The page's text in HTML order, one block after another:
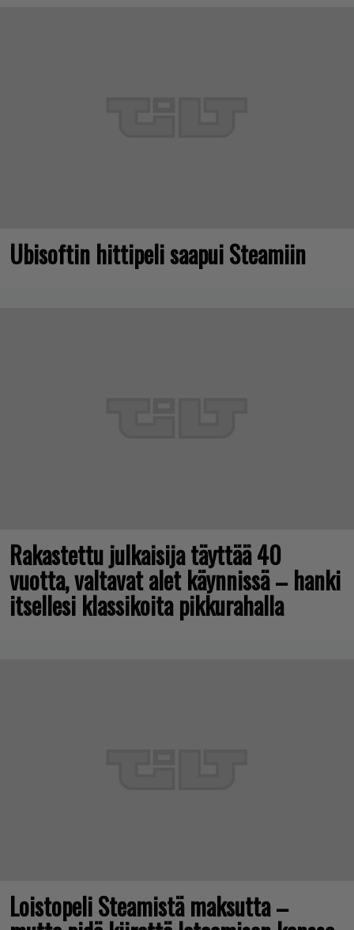
Ubisoftin hittipeli saapui Steamiin
Rakastettu julkaisija täyttää 40
vuotta, valtavat alet käynnissä – hanki
itsellesi klassikoita pikkurahalla
Loistopeli Steamistä maksutta –